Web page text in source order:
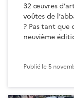
32 œuvres
voûtes de
? Pas tant que
neuvième
Publié le5